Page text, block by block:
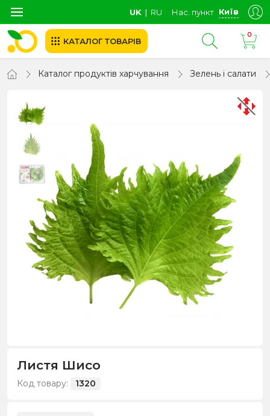
UK ∣ RU Нас. пункт Київ
КАТАЛОГ ТОВАРІВ
0
Каталог продуктів харчування Зелень і салати
Листя Шисо
Код товару: 1320